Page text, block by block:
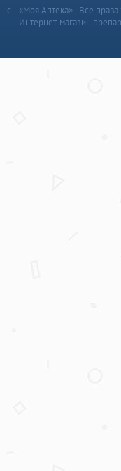
«Моя Аптека» | Все
Интернет-магазин